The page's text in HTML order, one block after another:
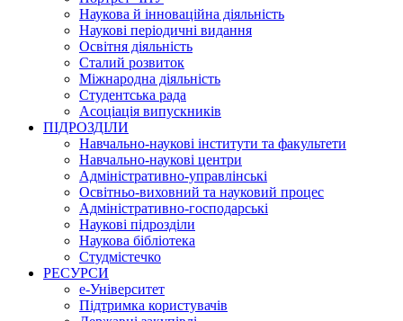
Наукова й інноваційна діяльність
Наукові періодичні видання
Освітня діяльність
Сталий розвиток
Міжнародна діяльність
Студентська рада
Асоціація випускників
ПІДРОЗДІЛИ
Навчально-наукові інститути та факультети
Навчально-наукові центри
Адміністративно-управлінські
Освітньо-виховний та науковий процес
Адміністративно-господарські
Наукові підрозділи
Наукова бібліотека
Студмістечко
РЕСУРСИ
е-Університет
Підтримка користувачів